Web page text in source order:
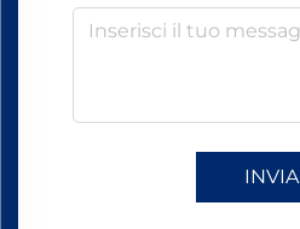
INVIA